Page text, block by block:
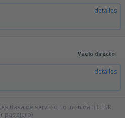
detalles
Vuelo directo
detalles
(tasa de servicio no incluida 33 EUR
pasajero)